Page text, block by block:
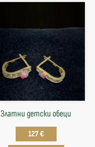
Златни детски обеци
127 €